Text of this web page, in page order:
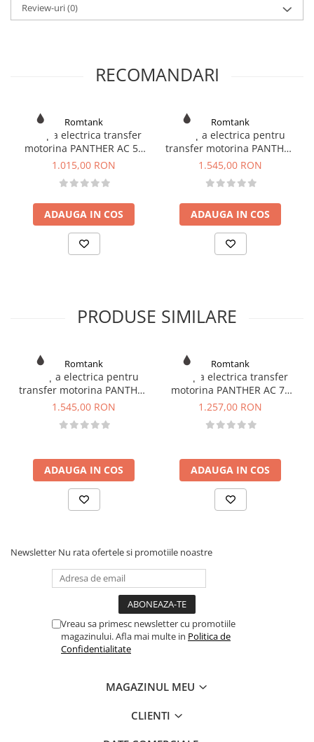
Review-uri(0)
RECOMANDARI
Romtank
Pompa electrica transfer
motorina PANTHER AC 56
220V
1.015,00 RON
ADAUGA IN COS
Romtank
Pompa electrica pentru
transfer motorina PANTHER
DC 24/12V
1.545,00 RON
ADAUGA IN COS
PRODUSE SIMILARE
Romtank
Pompa electrica pentru
transfer motorina PANTHER
DC 24/12V
1.545,00 RON
ADAUGA IN COS
Romtank
Pompa electrica transfer
motorina PANTHER AC 72
220V
1.257,00 RON
ADAUGA IN COS
Newsletter Nu rata ofertele si promotiile noastre
Vreau sa primesc newsletter cu promotiile
magazinului. Afla mai multe in Politica de
Confidentialitate
MAGAZINUL MEU
CLIENTI